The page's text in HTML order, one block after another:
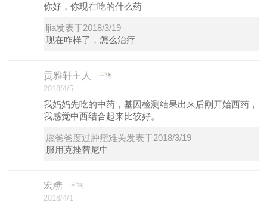
你好，你现在吃的什么药
ljia发表于2018/3/19
现在咋样了，怎么治疗
贡雅轩主人
2018/4/5
我妈妈先吃的中药，基因检测结果出来后刚开始西药，
我感觉中西结合起来比较好。
愿爸爸度过肿瘤难关发表于2018/3/19
服用克挫替尼中
宏糖
2018/4/1